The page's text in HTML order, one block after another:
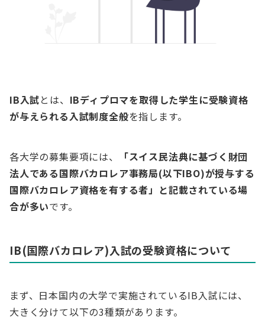
IB入試とは、 IBディプロマを取得した学生に受験資格
が与えられる入試制度全般を指します。
各大学の募集要項には、
「スイス民法典に基づく財団
法人である国際バカロレア事務局(以下IBO)が授与する
国際バカロレア資格を有する者」と記載されている場
合が多いです。
IB(国際バカロレア)入試の受験資格について
まず、日本国内の大学で実施されているIB入試には、
大きく分けて以下の3種類があります。